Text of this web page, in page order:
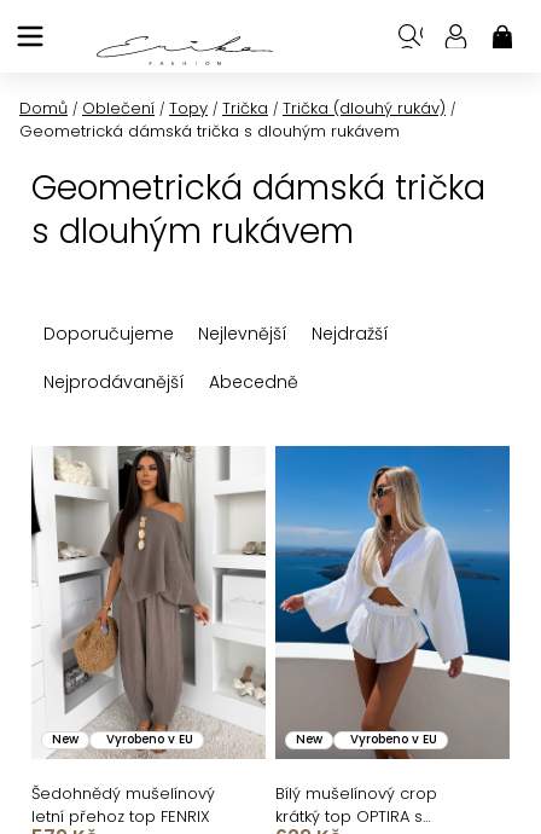
na
Domů / Oblečení / Topy / Trička / Trička (dlouhý rukáv) /
Geometrická dámská trička s dlouhým rukávem
Geometrická dámská trička
s dlouhým rukávem
a
n
í
p
r
ů
Doporučujeme Nejlevnější
Nejdražší
Nejprodávanější
Abecedně
V
ý
p
i
p
o
d
u
New Vyrobeno v EU
Šedohnědý mušelínový
letní přehoz top FENRIX
New Vyrobeno v EU
Bílý mušelínový crop
krátký top OPTIRA s